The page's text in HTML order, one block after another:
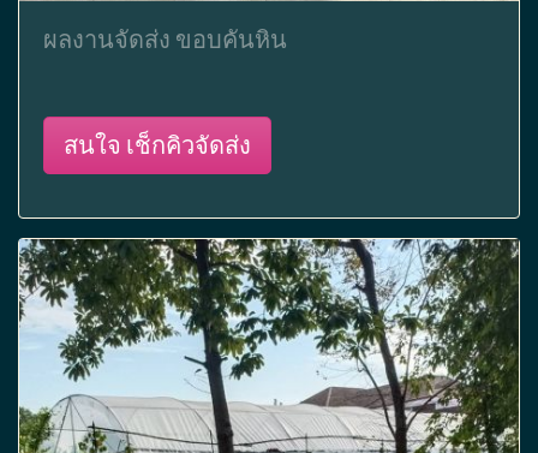
ผลงานจัดส่ง ขอบคันหิน
สนใจ เช็กคิวจัดส่ง